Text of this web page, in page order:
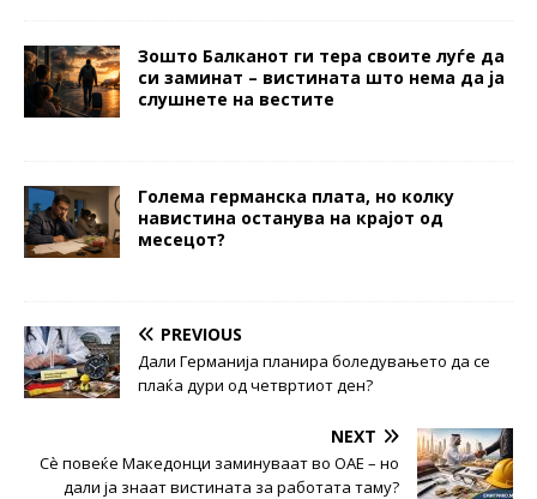
Зошто Балканот ги тера своите луѓе да
си заминат – вистината што нема да ја
слушнете на вестите
Голема германска плата, но колку
навистина останува на крајот од
месецот?
PREVIOUS
Дали Германија планира боледувањето да се
плаќа дури од четвртиот ден?
NEXT
Сè повеќе Македонци заминуваат во ОАЕ – но
дали ја знаат вистината за работата таму?